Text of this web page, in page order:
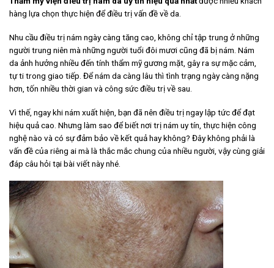
hàng lựa chọn thực hiện để điều trị vấn đề về da.
Nhu cầu điều trị nám ngày càng tăng cao, không chỉ tập trung ở những
người trung niên mà những người tuổi đôi mươi cũng đã bị nám. Nám
da ảnh hưởng nhiều đến tính thẩm mỹ gương mặt, gây ra sự mặc cảm,
tự ti trong giao tiếp. Để nám da càng lâu thì tình trạng ngày càng nặng
hơn, tốn nhiều thời gian và công sức điều trị về sau.
Vì thế, ngay khi nám xuất hiện, bạn đã nên điều trị ngay lập tức để đạt
hiệu quả cao. Nhưng làm sao để biết nơi trị nám uy tín, thực hiện công
nghệ nào và có sự đảm bảo về kết quả hay không? Đây không phải là
vấn đề của riêng ai mà là thắc mắc chung của nhiều người, vậy cùng giải
đáp câu hỏi tại bài viết này nhé.